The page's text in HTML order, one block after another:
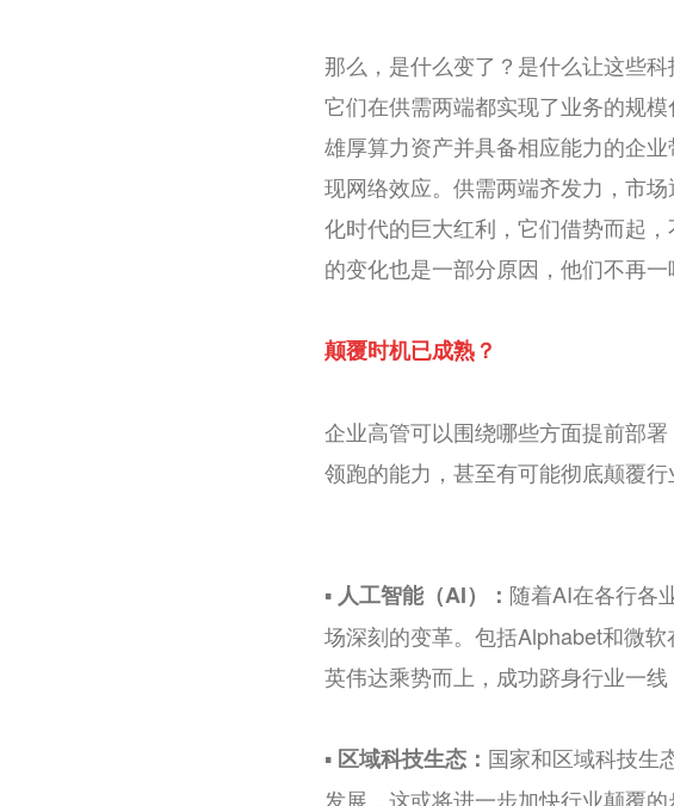
那么，是什么变了？是什么让这些
它们在供需两端都实现了业务的规
雄厚算力资产并具备相应能力的企
现网络效应。供需两端齐发力，市
化时代的巨大红利，它们借势而起
的变化也是一部分原因，他们不再
颠覆时机已成熟？
企业高管可以围绕哪些方面提前部
领跑的能力，甚至有可能彻底颠覆行
▪️ 人工智能（AI）： 随着AI在各行各
场深刻的变革。包括Alphabet和微
英伟达乘势而上，成功跻身行业一
▪️ 区域科技生态： 国家和区域科技生
发展，这或将进一步加快行业颠覆的